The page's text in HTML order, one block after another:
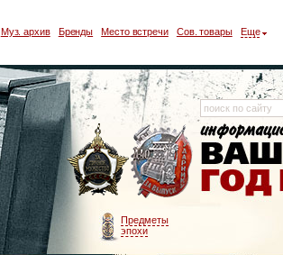
Муз. архив Бренды Место встречи Сов. товары Еще
Предметы
эпохи